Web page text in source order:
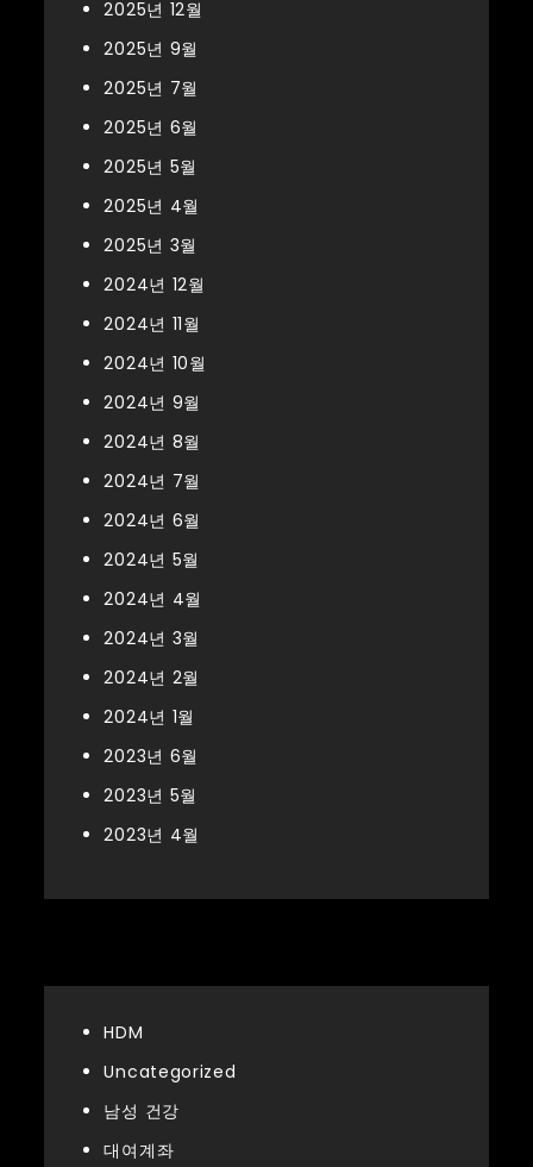
2025년 12월
2025년 9월
2025년 7월
2025년 6월
2025년 5월
2025년 4월
2025년 3월
2024년 12월
2024년 11월
2024년 10월
2024년 9월
2024년 8월
2024년 7월
2024년 6월
2024년 5월
2024년 4월
2024년 3월
2024년 2월
2024년 1월
2023년 6월
2023년 5월
2023년 4월
HDM
Uncategorized
남성 건강
대여계좌